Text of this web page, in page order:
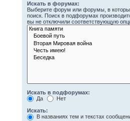
Искать в форумах:
Выберите форум или форумы, в
поиск. Поиск в подфорумах
вы не отключили соответствующую
Искать в подфорумах:
Да
Нет
Искать:
В названиях тем и текстах